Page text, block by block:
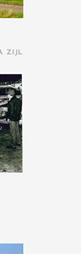
ZIJL